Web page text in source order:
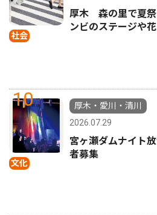
社会
厚木 森の里で夏
ンビのステージや
10
文化
厚木・愛川・清川
2026.07.29
宮ヶ瀬ダムナイト
者募集